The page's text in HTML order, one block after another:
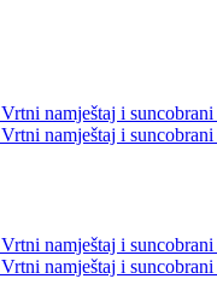
Vrtni namještaj i suncobrani
Vrtni namještaj i suncobrani
Vrtni namještaj i suncobrani
Vrtni namještaj i suncobrani